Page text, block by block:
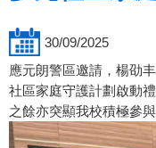
30/09/2025
應元朗警區邀請，楊劭
社區家庭守護計劃啟動
之餘亦突顯我校積極參與